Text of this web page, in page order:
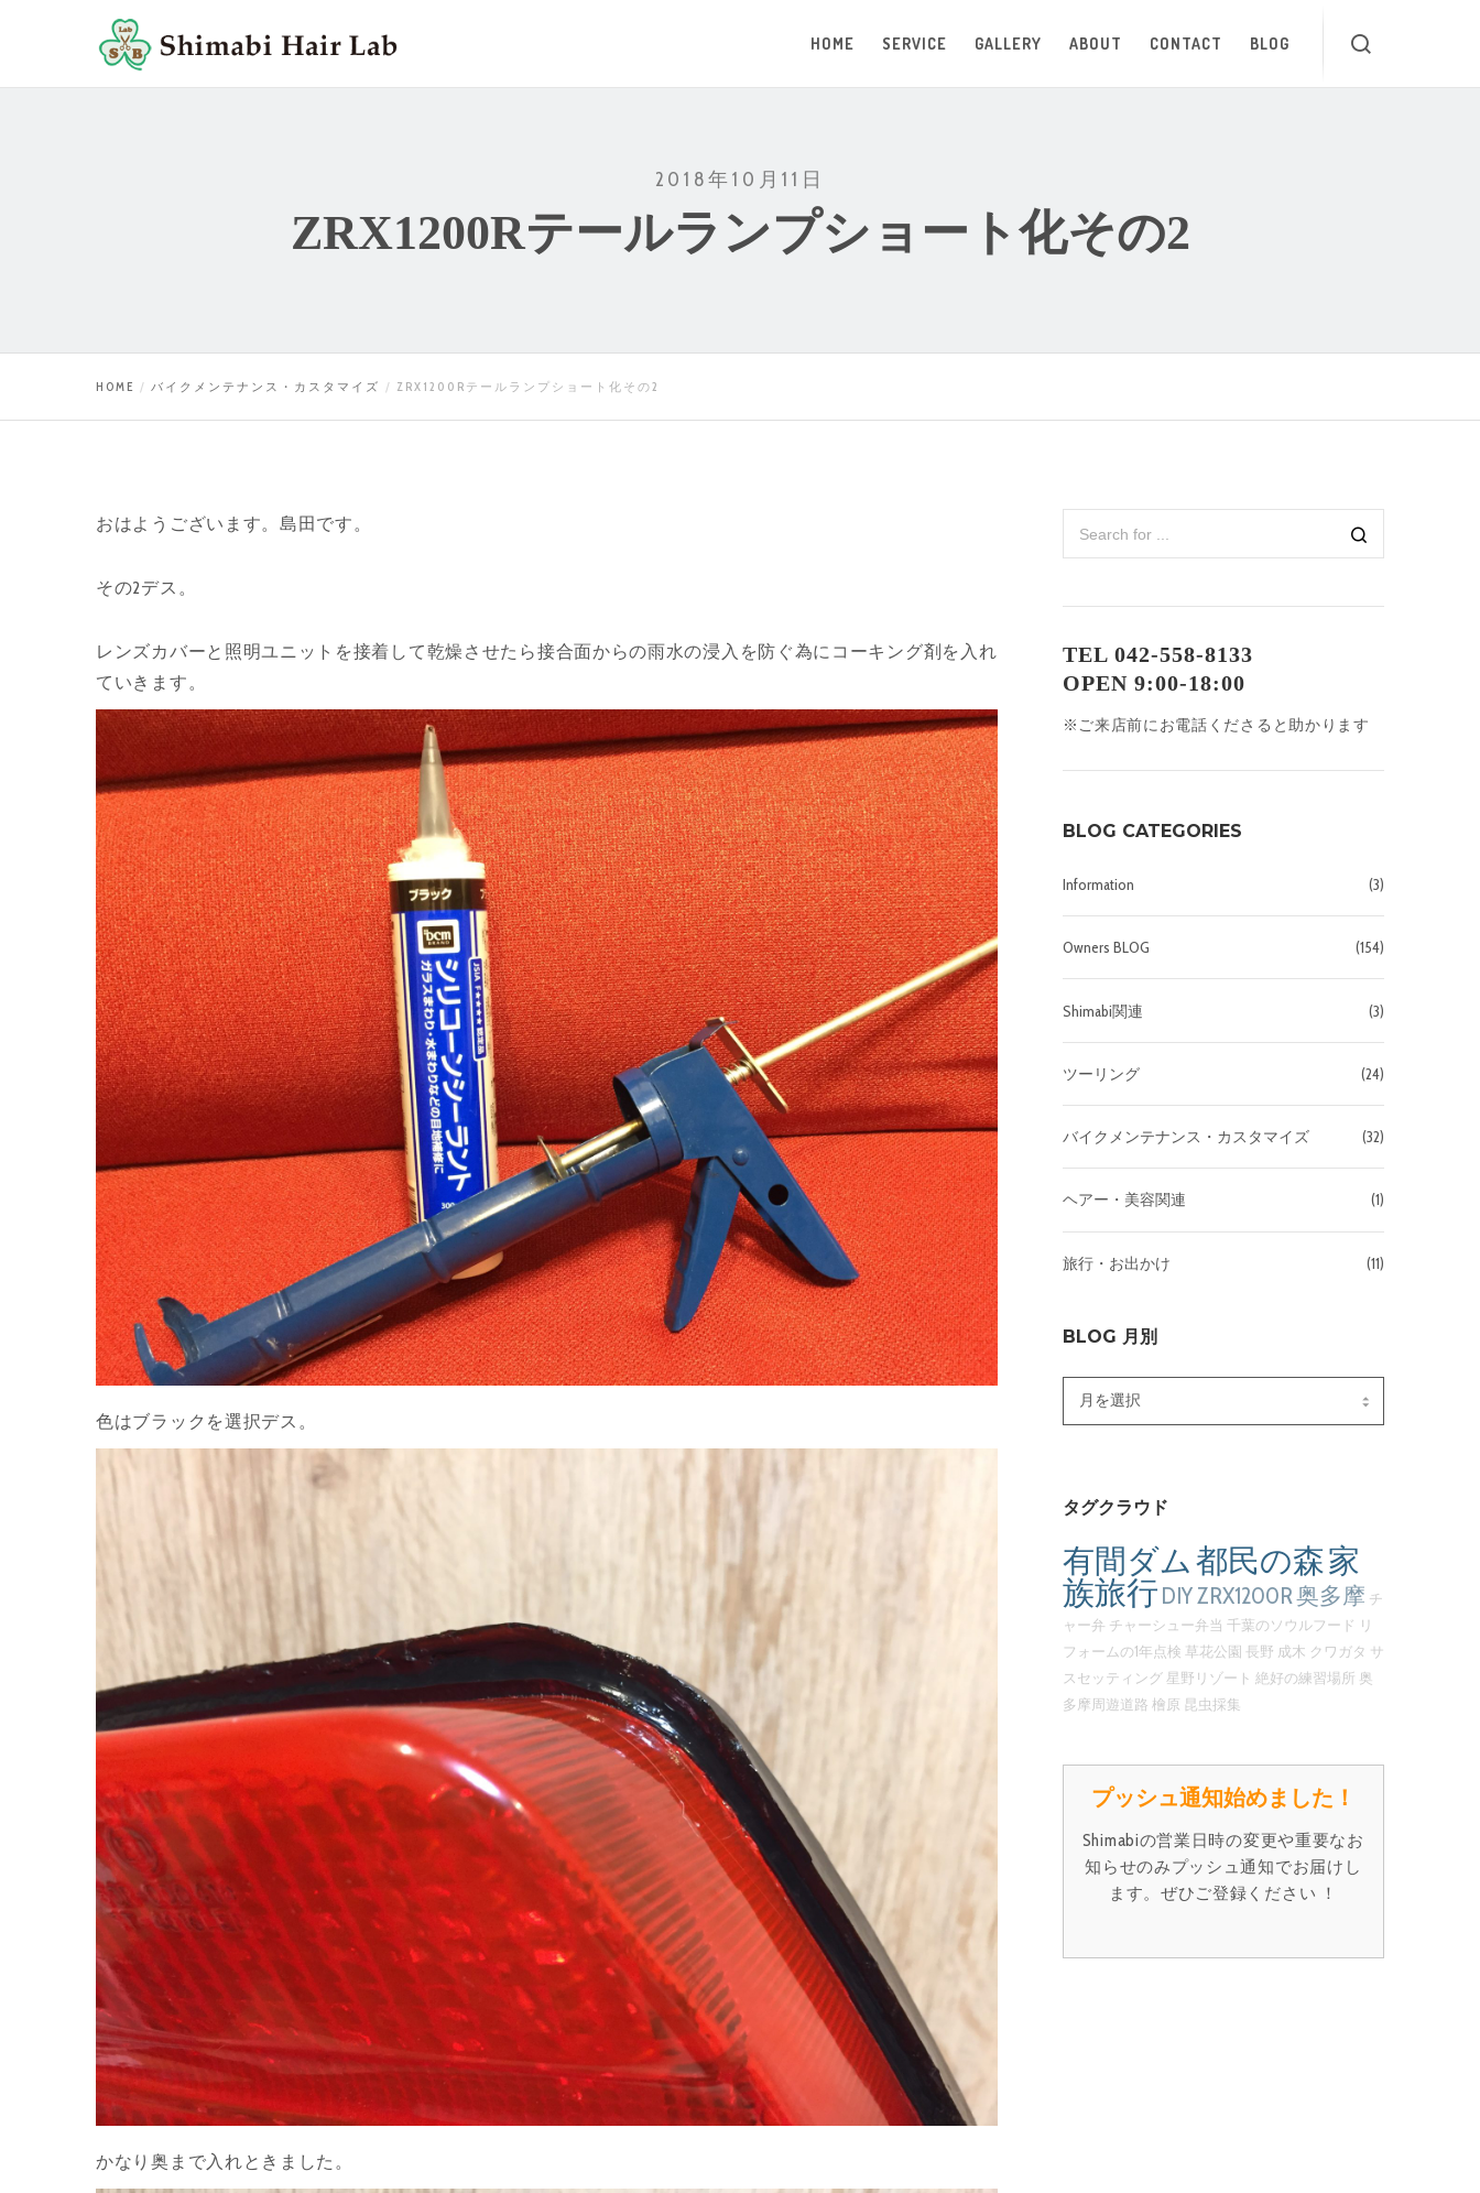
HOME SERVICE GALLERY ABOUT CONTACT BLOG
2018年10月11日
ZRX1200Rテールランプショート化その2
HOME バイクメンテナンス・カスタマイズ ZRX1200Rテールランプショート化その2
おはようございます。島田です。
その2デス。
レンズカバーと照明ユニットを接着して乾燥させたら接合面からの雨水の浸入を防ぐ為にコーキング剤を入れ
ていきます。
色はブラックを選択デス。
かなり奥まで入れときました。
TEL 042-558-8133
OPEN 9:00-18:00
※ご来店前にお電話くださると助かります
BLOG CATEGORIES
Information (3)
Owners BLOG (154)
Shimabi関連 (3)
ツーリング (24)
バイクメンテナンス・カスタマイズ (32)
ヘアー・美容関連 (1)
旅行・お出かけ (11)
BLOG 月別
Blog
タグクラウド
有間ダム 都民の森家
族旅行DIYZRX1200R奥多摩 チ
ャー弁 チャーシュー弁当 千葉のソウルフード リ
フォームの1年点検 草花公園 長野 成木 クワガタ サ
スセッティング 星野リゾート 絶好の練習場所 奥
多摩周遊道路 檜原 昆虫採集
プッシュ通知始めました！
Shimabiの営業日時の変更や重要なお
知らせのみプッシュ通知でお届けし
ます。ぜひご登録ください ！